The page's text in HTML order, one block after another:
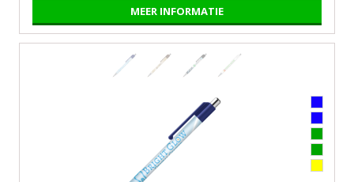
MEER INFORMATIE